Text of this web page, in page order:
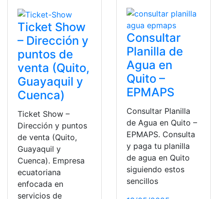
Ticket Show
– Dirección y
puntos de
venta (Quito,
Guayaquil y
Cuenca)
Ticket Show –
Dirección y puntos
de venta (Quito,
Guayaquil y
Cuenca). Empresa
ecuatoriana
enfocada en
servicios de
Consultar
Planilla de
Agua en
Quito –
EPMAPS
Consultar Planilla
de Agua en Quito –
EPMAPS. Consulta
y paga tu planilla
de agua en Quito
siguiendo estos
sencillos